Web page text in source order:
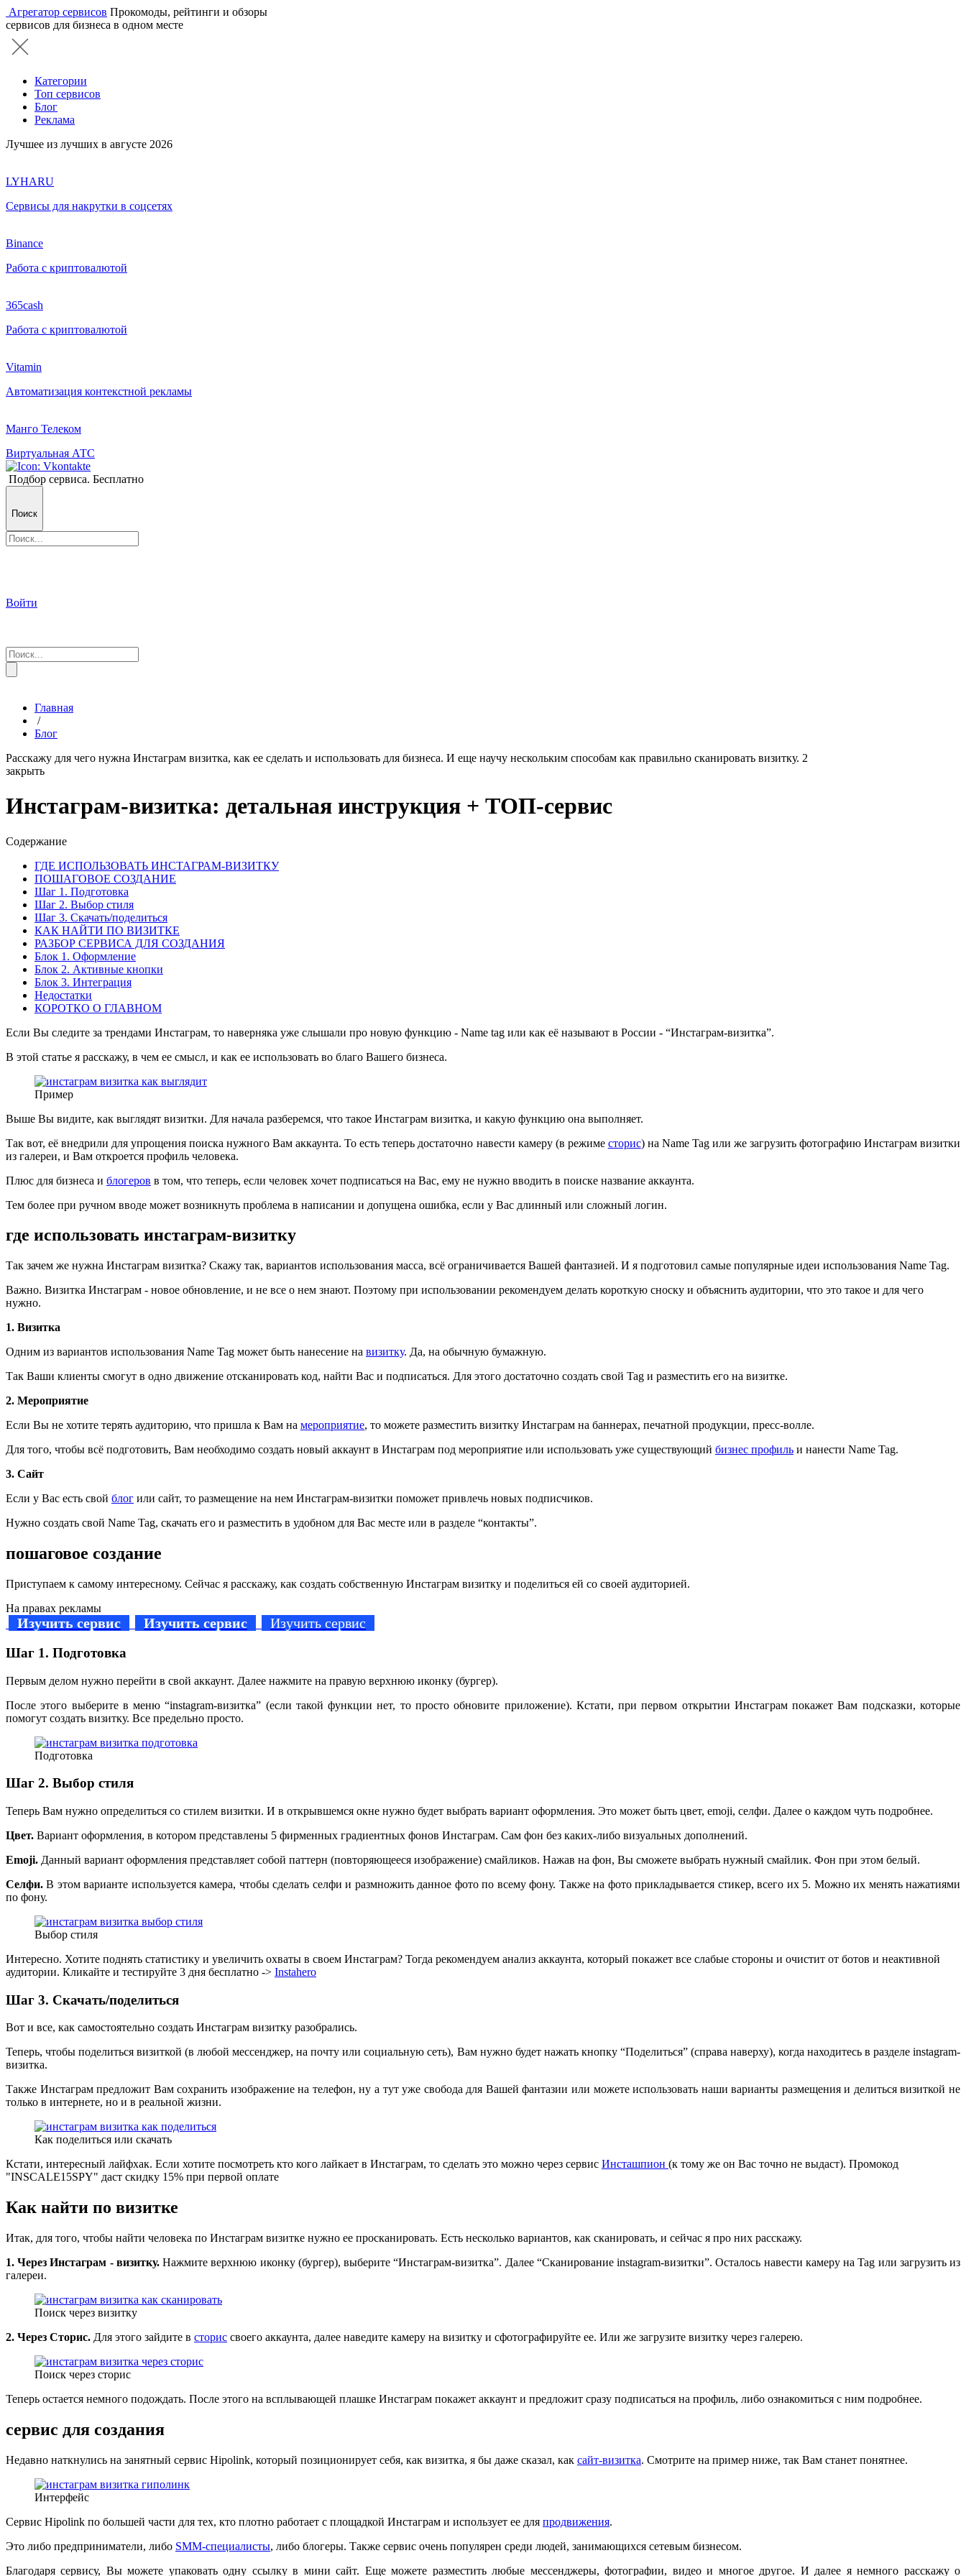
Агрегатор сервисов Прокомоды, рейтинги и обзоры
сервисов для бизнеса в одном месте
Категории
Топ сервисов
Блог
Реклама
Лучшее из лучших в августе 2026
LYHARU
Сервисы для накрутки в соцсетях
Binance
Работа с криптовалютой
365cash
Работа с криптовалютой
Vitamin
Автоматизация контекстной рекламы
Манго Телеком
Виртуальная АТС
Подбор сервиса. Бесплатно
Поиск
Войти
Главная
/
Блог
Расскажу для чего нужна Инстаграм визитка, как ее сделать и использовать для бизнеса. И еще научу нескольким способам как правильно сканировать визитку. 2
закрыть
Инстаграм-визитка: детальная инструкция + ТОП-сервис
Содержание
ГДЕ ИСПОЛЬЗОВАТЬ ИНСТАГРАМ-ВИЗИТКУ
ПОШАГОВОЕ СОЗДАНИЕ
Шаг 1. Подготовка
Шаг 2. Выбор стиля
Шаг 3. Скачать/поделиться
КАК НАЙТИ ПО ВИЗИТКЕ
РАЗБОР СЕРВИСА ДЛЯ СОЗДАНИЯ
Блок 1. Оформление
Блок 2. Активные кнопки
Блок 3. Интеграция
Недостатки
КОРОТКО О ГЛАВНОМ
Если Вы следите за трендами Инстаграм, то наверняка уже слышали про новую функцию - Name tag или как её называют в России - “Инстаграм-визитка”.
В этой статье я расскажу, в чем ее смысл, и как ее использовать во благо Вашего бизнеса.
Пример
Выше Вы видите, как выглядят визитки. Для начала разберемся, что такое Инстаграм визитка, и какую функцию она выполняет.
Так вот, её внедрили для упрощения поиска нужного Вам аккаунта. То есть теперь достаточно навести камеру (в режиме сторис) на Name Tag или же загрузить фотографию Инстаграм визитки
из галереи, и Вам откроется профиль человека.
Плюс для бизнеса и блогеров в том, что теперь, если человек хочет подписаться на Вас, ему не нужно вводить в поиске название аккаунта.
Тем более при ручном вводе может возникнуть проблема в написании и допущена ошибка, если у Вас длинный или сложный логин.
где использовать инстаграм-визитку
Так зачем же нужна Инстаграм визитка? Скажу так, вариантов использования масса, всё ограничивается Вашей фантазией. И я подготовил самые популярные идеи использования Name Tag.
Важно. Визитка Инстаграм - новое обновление, и не все о нем знают. Поэтому при использовании рекомендуем делать короткую сноску и объяснить аудитории, что это такое и для чего
нужно.
1. Визитка
Одним из вариантов использования Name Tag может быть нанесение на визитку. Да, на обычную бумажную.
Так Ваши клиенты смогут в одно движение отсканировать код, найти Вас и подписаться. Для этого достаточно создать свой Tag и разместить его на визитке.
2. Мероприятие
Если Вы не хотите терять аудиторию, что пришла к Вам на мероприятие, то можете разместить визитку Инстаграм на баннерах, печатной продукции, пресс-волле.
Для того, чтобы всё подготовить, Вам необходимо создать новый аккаунт в Инстаграм под мероприятие или использовать уже существующий бизнес профиль и нанести Name Tag.
3. Сайт
Если у Вас есть свой блог или сайт, то размещение на нем Инстаграм-визитки поможет привлечь новых подписчиков.
Нужно создать свой Name Tag, скачать его и разместить в удобном для Вас месте или в разделе “контакты”.
пошаговое создание
Приступаем к самому интересному. Сейчас я расскажу, как создать собственную Инстаграм визитку и поделиться ей со своей аудиторией.
На правах рекламы
Изучить сервис Изучить сервис Изучить сервис
Шаг 1. Подготовка
Первым делом нужно перейти в свой аккаунт. Далее нажмите на правую верхнюю иконку (бургер).
После этого выберите в меню “instagram-визитка” (если такой функции нет, то просто обновите приложение). Кстати, при первом открытии Инстаграм покажет Вам подсказки, которые
помогут создать визитку. Все предельно просто.
Подготовка
Шаг 2. Выбор стиля
Теперь Вам нужно определиться со стилем визитки. И в открывшемся окне нужно будет выбрать вариант оформления. Это может быть цвет, emoji, селфи. Далее о каждом чуть подробнее.
Цвет. Вариант оформления, в котором представлены 5 фирменных градиентных фонов Инстаграм. Сам фон без каких-либо визуальных дополнений.
Emoji. Данный вариант оформления представляет собой паттерн (повторяющееся изображение) смайликов. Нажав на фон, Вы сможете выбрать нужный смайлик. Фон при этом белый.
Селфи. В этом варианте используется камера, чтобы сделать селфи и размножить данное фото по всему фону. Также на фото прикладывается стикер, всего их 5. Можно их менять нажатиями
по фону.
Выбор стиля
Интересно. Хотите поднять статистику и увеличить охваты в своем Инстаграм? Тогда рекомендуем анализ аккаунта, который покажет все слабые стороны и очистит от ботов и неактивной
аудитории. Кликайте и тестируйте 3 дня бесплатно -> Instahero
Шаг 3. Скачать/поделиться
Вот и все, как самостоятельно создать Инстаграм визитку разобрались.
Теперь, чтобы поделиться визиткой (в любой мессенджер, на почту или социальную сеть), Вам нужно будет нажать кнопку “Поделиться” (справа наверху), когда находитесь в разделе instagram-
визитка.
Также Инстаграм предложит Вам сохранить изображение на телефон, ну а тут уже свобода для Вашей фантазии или можете использовать наши варианты размещения и делиться визиткой не
только в интернете, но и в реальной жизни.
Как поделиться или скачать
Кстати, интересный лайфхак. Если хотите посмотреть кто кого лайкает в Инстаграм, то сделать это можно через сервис Инсташпион (к тому же он Вас точно не выдаст). Промокод
"INSCALE15SPY" даст скидку 15% при первой оплате
Как найти по визитке
Итак, для того, чтобы найти человека по Инстаграм визитке нужно ее просканировать. Есть несколько вариантов, как сканировать, и сейчас я про них расскажу.
1. Через Инстаграм - визитку.Нажмите верхнюю иконку (бургер), выберите “Инстаграм-визитка”. Далее “Сканирование instagram-визитки”. Осталось навести камеру на Tag или загрузить из
галереи.
Поиск через визитку
2. Через Сторис. Для этого зайдите в сторис своего аккаунта, далее наведите камеру на визитку и сфотографируйте ее. Или же загрузите визитку через галерею.
Поиск через сторис
Теперь остается немного подождать. После этого на всплывающей плашке Инстаграм покажет аккаунт и предложит сразу подписаться на профиль, либо ознакомиться с ним подробнее.
сервис для создания
Недавно наткнулись на занятный сервис Hipolink, который позиционирует себя, как визитка, я бы даже сказал, как сайт-визитка. Смотрите на пример ниже, так Вам станет понятнее.
Интерфейс
Сервис Hipolink по большей части для тех, кто плотно работает с площадкой Инстаграм и использует ее для продвижения.
Это либо предприниматели, либо SMM-специалисты, либо блогеры. Также сервис очень популярен среди людей, занимающихся сетевым бизнесом.
Благодаря сервису, Вы можете упаковать одну ссылку в мини сайт. Еще можете разместить любые мессенджеры, фотографии, видео и многое другое. И далее я немного расскажу о